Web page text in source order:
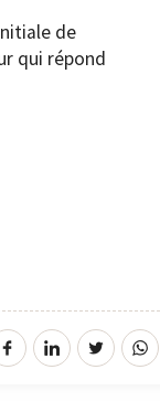
de
qui répond